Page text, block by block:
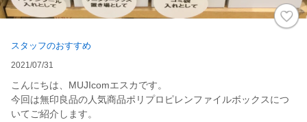
スタッフのおすすめ
2021/07/31
こんにちは、MUJIcomエスカです。
今回は無印良品の人気商品ポリプロピレンファイルボックスにつ
いてご紹介します。